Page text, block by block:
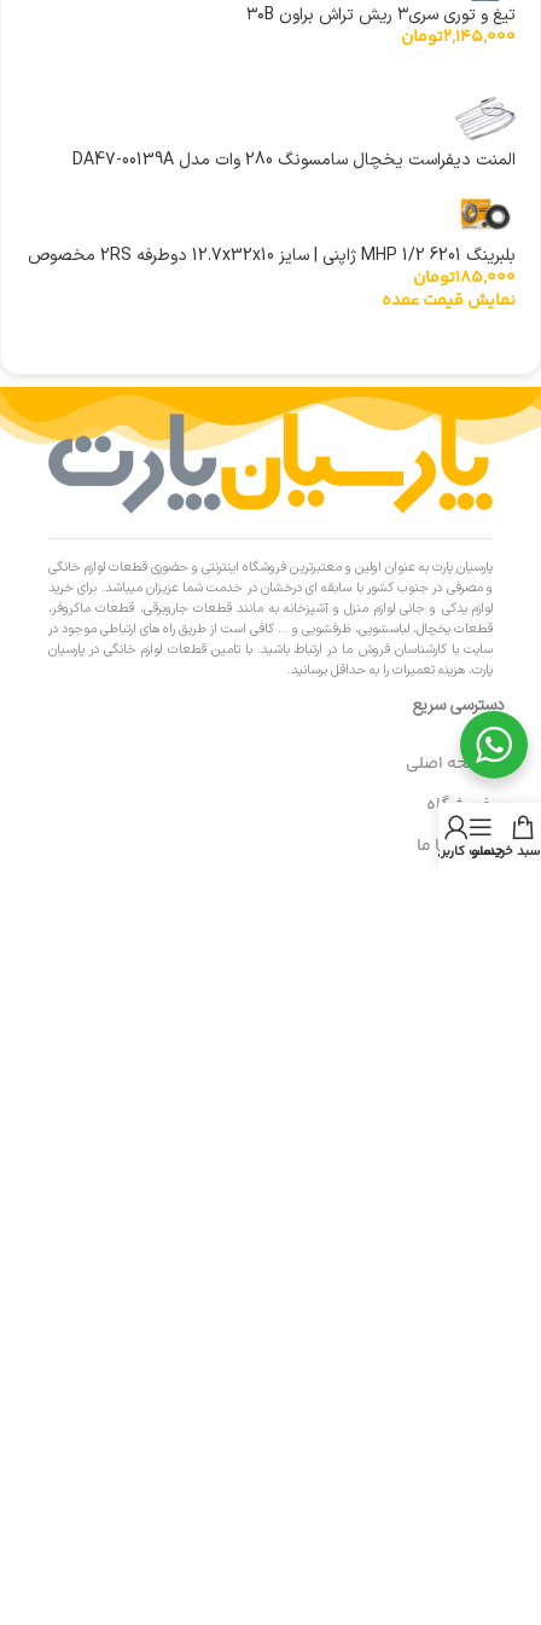
تیغ و توری سری۳ ریش تراش براون ۳۰B
2,145,000تومان
المنت دیفراست یخچال سامسونگ 280 وات مدل DA47-00139A
بلبرینگ MHP 1/2 6201 ژاپنی | سایز 12.7x32x10 دوطرفه 2RS مخصوص
کولرگازی
185,000تومان
نمایش قیمت عمده
پارسیان پارت به عنوان اولین و معتبرترین فروشگاه اینترنتی و حضوری قطعات لوازم خانگی
و مصرفی در جنوب کشور با سابقه ای درخشان در خدمت شما عزیزان میباشد. برای خرید
لوازم یدکی و جانی لوازم منزل و آشپزخانه به مانند قطعات جاروبرقی، قطعات ماکروفر،
قطعات یخچال، لباسشویی، ظرفشویی و … کافی است از طریق راه های ارتباطی موجود در
سایت با کارشناسان فروش ما در ارتباط باشید. با تامین قطعات لوازم خانگی در پارسیان
پارت، هزینه تعمیرات را به حداقل برسانید.
دسترسی سریع
- صفحه اصلی
- فروشگاه
- تماس با ماسبد خریدمنو
حساب کاربری من